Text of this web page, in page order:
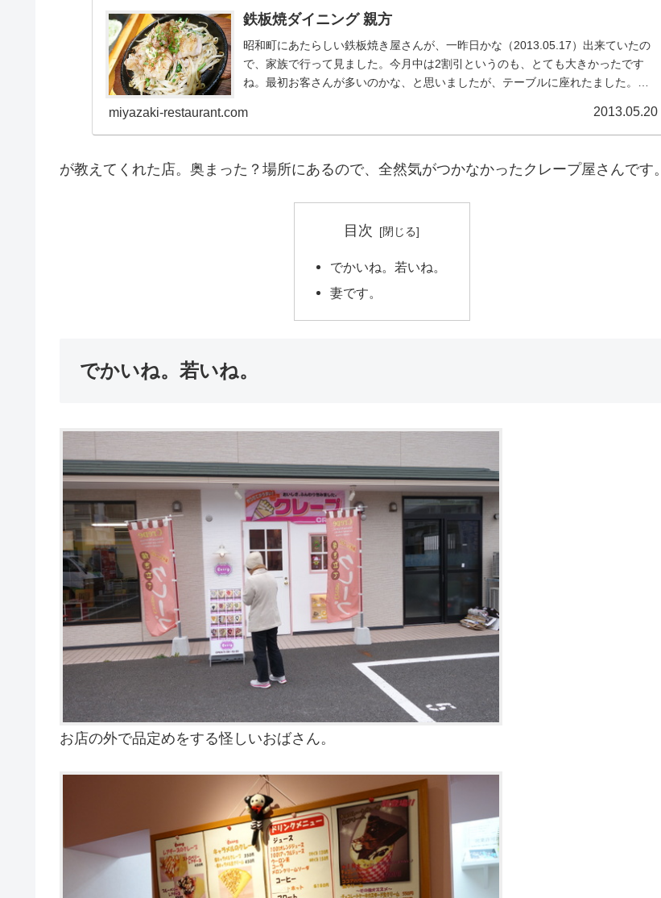
鉄板焼ダイニング 親方
昭和町にあたらしい鉄板焼き屋さんが、一昨日かな（2013.05.17）出来ていたの
で、家族で行って見ました。今月中は2割引というのも、とても大きかったです
ね。最初お客さんが多いのかな、と思いましたが、テーブルに座れたました。親
miyazaki-restaurant.com 2013.05.20
が教えてくれた店。奥まった？場所にあるので、全然気がつかなかったクレープ屋さんです。
目次
でかいね。若いね。
妻です。
でかいね。若いね。
お店の外で品定めをする怪しいおばさん。